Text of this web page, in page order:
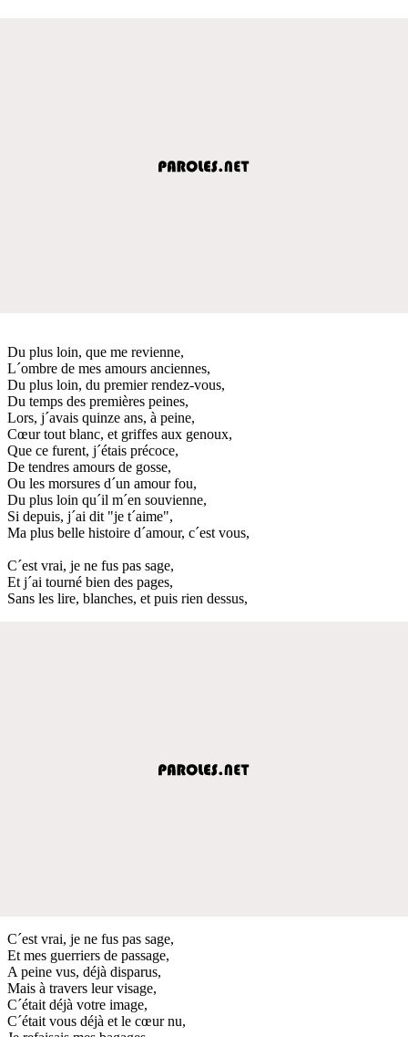
Du plus loin, que me revienne,
L´ombre de mes amours anciennes,
Du plus loin, du premier rendez-vous,
Du temps des premières peines,
Lors, j´avais quinze ans, à peine,
Cœur tout blanc, et griffes aux genoux,
Que ce furent, j´étais précoce,
De tendres amours de gosse,
Ou les morsures d´un amour fou,
Du plus loin qu´il m´en souvienne,
Si depuis, j´ai dit "je t´aime",
Ma plus belle histoire d´amour, c´est vous,
C´est vrai, je ne fus pas sage,
Et j´ai tourné bien des pages,
Sans les lire, blanches, et puis rien dessus,
C´est vrai, je ne fus pas sage,
Et mes guerriers de passage,
A peine vus, déjà disparus,
Mais à travers leur visage,
C´était déjà votre image,
C´était vous déjà et le cœur nu,